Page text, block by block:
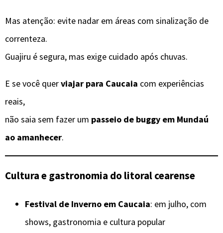
Mas atenção: evite nadar em áreas com sinalização de
correnteza.
Guajiru é segura, mas exige cuidado após chuvas.
E se você querviajar para Caucaia com experiências
reais,
não saia sem fazer um passeio de buggy em Mundaú
ao amanhecer.
Cultura e gastronomia do litoral cearense
Festival de Inverno em Caucaia: em julho, com
shows, gastronomia e cultura popular